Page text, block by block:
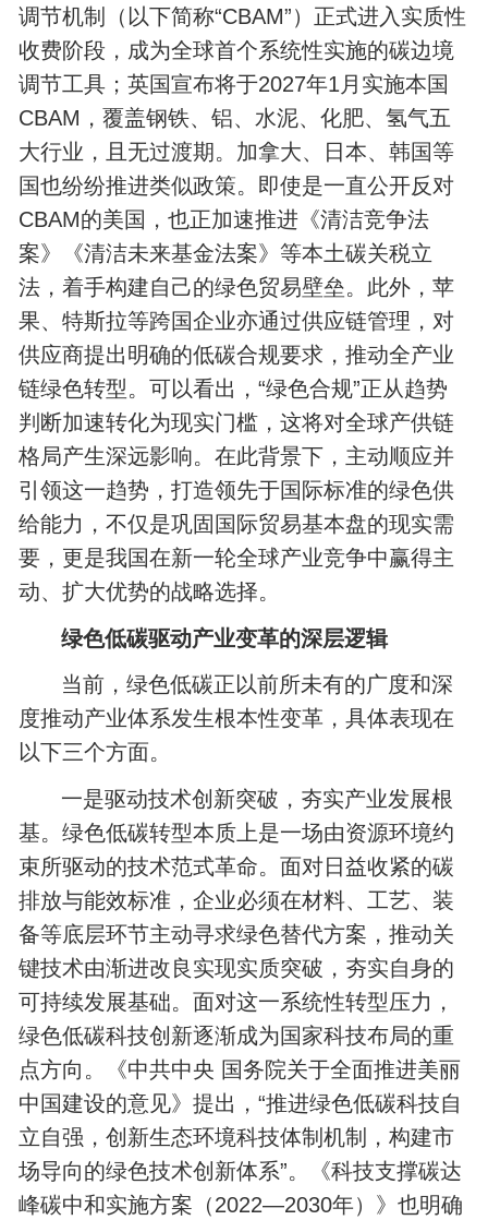
调节机制（以下简称“CBAM”）正式进入实质性
收费阶段，成为全球首个系统性实施的碳边境
调节工具；英国宣布将于2027年1月实施本国
CBAM，覆盖钢铁、铝、水泥、化肥、氢气五
大行业，且无过渡期。加拿大、日本、韩国等
国也纷纷推进类似政策。即使是一直公开反对
CBAM的美国，也正加速推进《清洁竞争法
案》《清洁未来基金法案》等本土碳关税立
法，着手构建自己的绿色贸易壁垒。此外，苹
果、特斯拉等跨国企业亦通过供应链管理，对
供应商提出明确的低碳合规要求，推动全产业
链绿色转型。可以看出，“绿色合规”正从趋势
判断加速转化为现实门槛，这将对全球产供链
格局产生深远影响。在此背景下，主动顺应并
引领这一趋势，打造领先于国际标准的绿色供
给能力，不仅是巩固国际贸易基本盘的现实需
要，更是我国在新一轮全球产业竞争中赢得主
动、扩大优势的战略选择。
绿色低碳驱动产业变革的深层逻辑
当前，绿色低碳正以前所未有的广度和深
度推动产业体系发生根本性变革，具体表现在
以下三个方面。
一是驱动技术创新突破，夯实产业发展根
基。绿色低碳转型本质上是一场由资源环境约
束所驱动的技术范式革命。面对日益收紧的碳
排放与能效标准，企业必须在材料、工艺、装
备等底层环节主动寻求绿色替代方案，推动关
键技术由渐进改良实现实质突破，夯实自身的
可持续发展基础。面对这一系统性转型压力，
绿色低碳科技创新逐渐成为国家科技布局的重
点方向。《中共中央 国务院关于全面推进美丽
中国建设的意见》提出，“推进绿色低碳科技自
立自强，创新生态环境科技体制机制，构建市
场导向的绿色技术创新体系”。《科技支撑碳达
峰碳中和实施方案（2022—2030年）》也明确